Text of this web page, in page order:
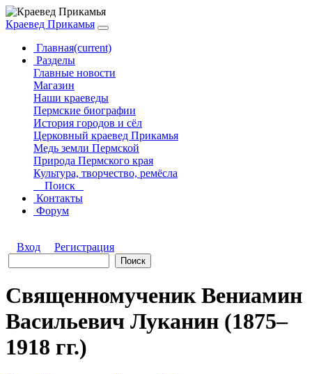
Краевед Прикамья
Главная(current)
Разделы
Главные новости
Магазин
Наши краеведы
Пермские биографии
История городов и сёл
Церковный краевед Прикамья
Медь земли Пермской
Природа Пермского края
Культура, творчество, ремёсла
Поиск
Контакты
Форум
Вход Регистрация
Священномученик Вениамин
Васильевич Луканин (1875–
1918 гг.)